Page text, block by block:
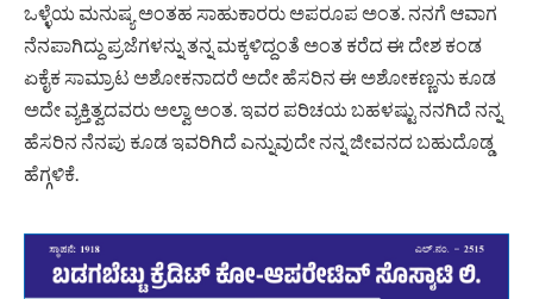
ಒಳ್ಳೆಯ ಮನುಷ್ಯ ಅಂತಹ ಸಾಹುಕಾರರು ಅಪರೂಪ ಅಂತ. ನನಗೆ ಆವಾಗ
ನೆನಪಾಗಿದ್ದು ಪ್ರಜೆಗಳನ್ನು ತನ್ನ ಮಕ್ಕಳಿದ್ದಂತೆ ಅಂತ ಕರೆದ ಈ ದೇಶ ಕಂಡ
ಏಕೈಕ ಸಾಮ್ರಾಟ ಅಶೋಕನಾದರೆ ಅದೇ ಹೆಸರಿನ ಈ ಅಶೋಕಣ್ಣನು ಕೂಡ
ಅದೇ ವ್ಯಕ್ತಿತ್ವದವರು ಅಲ್ವಾ ಅಂತ. ಇವರ ಪರಿಚಯ ಬಹಳಷ್ಟು ನನಗಿದೆ ನನ್ನ
ಹೆಸರಿನ ನೆನಪು ಕೂಡ ಇವರಿಗಿದೆ ಎನ್ನುವುದೇ ನನ್ನ ಜೀವನದ ಬಹುದೊಡ್ಡ
ಹೆಗ್ಗಳಿಕೆ.